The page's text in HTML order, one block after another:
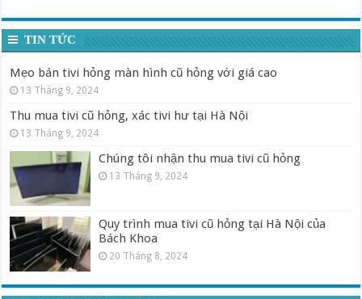
TIN TỨC
Mẹo bán tivi hỏng màn hình cũ hỏng với giá cao
13 Tháng 9, 2024
Thu mua tivi cũ hỏng, xác tivi hư tại Hà Nội
13 Tháng 9, 2024
Chúng tôi nhận thu mua tivi cũ hỏng
13 Tháng 9, 2024
Quy trình mua tivi cũ hỏng tại Hà Nội của
Bách Khoa
20 Tháng 8, 2024